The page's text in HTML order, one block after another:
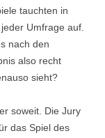
tauchten in
Umfrage auf.
nach den
also recht
sieht?
soweit. Die Jury
das Spiel des